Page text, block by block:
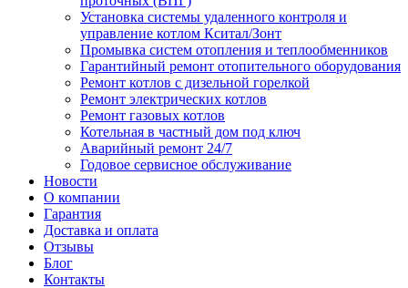
Установка системы удаленного контроля и
управление котлом Кситал/Зонт
Промывка систем отопления и теплообменников
Гарантийный ремонт отопительного оборудования
Ремонт котлов с дизельной горелкой
Ремонт электрических котлов
Ремонт газовых котлов
Котельная в частный дом под ключ
Аварийный ремонт 24/7
Годовое сервисное обслуживание
Новости
О компании
Гарантия
Доставка и оплата
Отзывы
Блог
Контакты